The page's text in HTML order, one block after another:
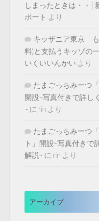
しまったときは・・ |
ポート より
キッザニア東京
料)と支払うキッゾの
いくいいんかい より
たまごっちみーつ
開設~写真付きで詳し
~ に rin より
たまごっちみーつ
ト」開設~写真付きで
解説~ に rin より
アーカイブ